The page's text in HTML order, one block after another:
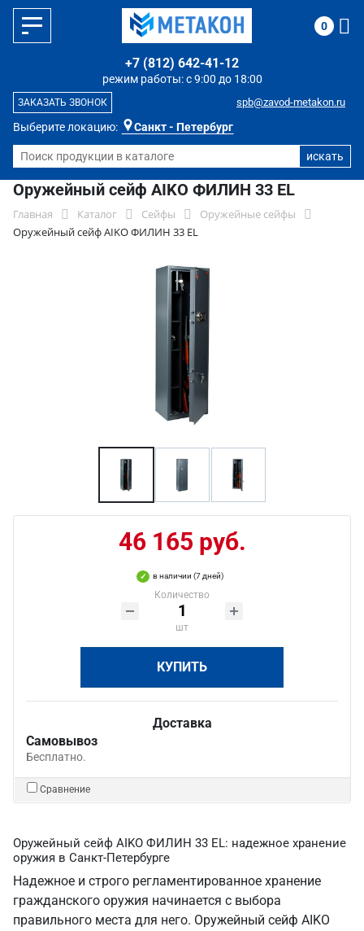
Выберите локацию: Санкт - Петербург
режим работы: с 9:00 до 18:00
+7 (812) 642-41-12
spb@zavod-metakon.ru
ЗАКАЗАТЬ ЗВОНОК
0
Оружейный сейф AIKO ФИЛИН 33 EL
Главная Каталог Сейфы
Оружейные сейфы
Оружейный сейф AIKO ФИЛИН 33 EL
46 165 руб.
в наличии (7 дней)
Количество
шт
КУПИТЬ
Доставка
Самовывоз
Бесплатно.
Сравнение
Оружейный сейф AIKO ФИЛИН 33 EL: надежное хранение
оружия в Санкт‑Петербурге
Надежное и строго регламентированное хранение
гражданского оружия начинается с выбора
правильного места для него. Оружейный сейф AIKO